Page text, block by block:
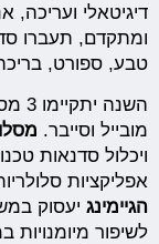
דיגיטאלי ועריכה,
ומתקדם, תעברו
טבע, ספורט,
מובייל וסייבר.
ויכלול סדנאות
אפליקציות
הגיימינג יעסוק
לשיפור